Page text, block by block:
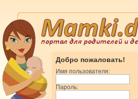
Добро пожаловать!
Имя пользователя:
Пароль: